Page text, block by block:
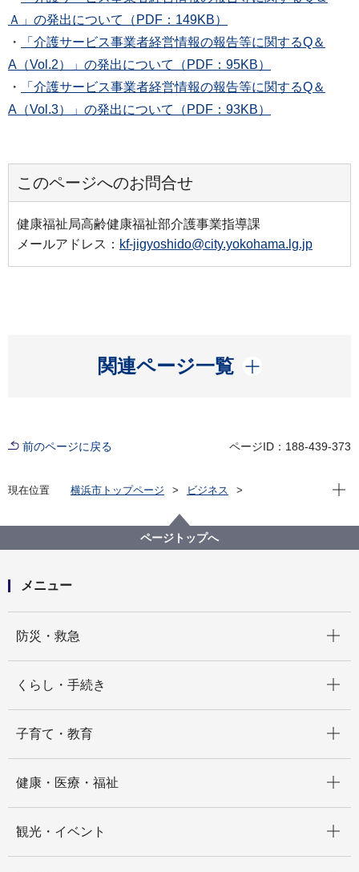
Ａ」の発出について（PDF：149KB）
・
「介護サービス事業者経営情報の報告等に関するQ＆
A（Vol.2）」の発出について（PDF：95KB）
・
「介護サービス事業者経営情報の報告等に関するQ＆
A（Vol.3）」の発出について（PDF：93KB）
このページへのお問合せ
健康福祉局高齢健康福祉部介護事業指導課
メールアドレス： kf-jigyoshido@city.yokohama.lg.jp
関連ページ一覧
開く
前のページに戻る ページID：188-439-373
現在位置 横浜市トップページ
ビジネス
介護保険関連情報
介護サービス事業者の経営情報の報告について
現在
ページトップへ
メニュー
防災・救急
くらし・手続き
子育て・教育
健康・医療・福祉
観光・イベント